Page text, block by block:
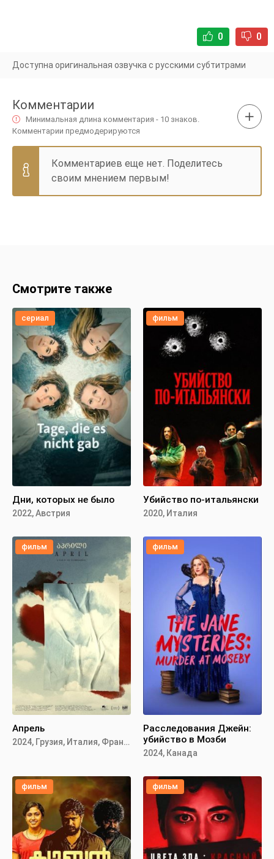
0 0
Доступна оригинальная озвучка с русскими субтитрами
Комментарии
Минимальная длина комментария - 10 знаков.
Комментарии предмодерируются
Комментариев еще нет. Поделитесь
своим мнением первым!
Смотрите также
сериал
Дни, которых не было
2022, Австрия
фильм
Убийство по-итальянски
2020, Италия
фильм
Апрель
2024, Грузия, Италия, Франция
фильм
Расследования Джейн:
убийство в Мозби
2024, Канада
фильм фильм